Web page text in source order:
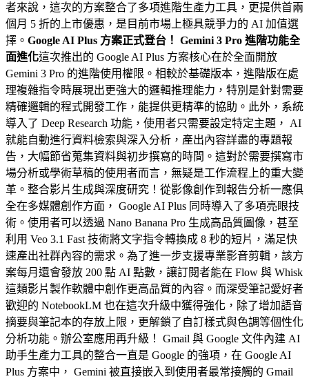
者來說，這次的方案整合了多項進階生產力工具，更提供首兩
個月 5 折的上市優惠，是目前市場上極具競爭力的 AI 加值選
擇。 Google AI Plus 方案正式登台！ Gemini 3 Pro 進階功能全
面進化這次推出的 Google AI Plus 方案核心在於全面開放
Gemini 3 Pro 的進階使用權限。相較於基礎版本，進階版在處
理複雜指令時展現出更強大的邏輯推理能力，特別是針對需要
精確邏輯的程式開發工作，能提供更精準的協助。此外，系統
導入了 Deep Research 功能，使用者只需要設定特定主題， AI
就能自動進行資料檢索與深入分析，產出內容詳盡的專題報
告，大幅節省蒐集資料與初步撰寫的時間。這對於需要撰寫市
場分析或學術草稿的使用者而言，無疑是工作流程上的重大變
革。整合影片生成與深度研究！從影像創作到報告分析一應俱
全在多媒體創作方面， Google AI Plus 同時導入了多項亮眼技
術。使用者可以透過 Nano Banana Pro 生成高品質圖像，甚至
利用 Veo 3.1 Fast 技術將文字指令轉換成 8 秒的短片，滿足快
速產出社群內容的需求。為了進一步支援專業影音剪輯，該方
案每月還會發放 200 點 AI 點數，讓訂閱者能在 Flow 與 Whisk
這類影片製作軟體中創作更高品質的內容。而深受筆記愛好者
歡迎的 NotebookLM 也在這次升級中獲得強化，除了增加語音
摘要與筆記本的存放上限，更解鎖了自訂樣式與色調等個性化
分析功能。辦公室應用再升級！ Gmail 與 Google 文件內建 AI
助手生產力工具的整合一直是 Google 的強項，在 Google AI
Plus 方案中， Gemini 被直接嵌入到使用者最常接觸的 Gmail